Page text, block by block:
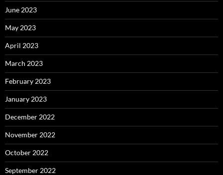
June 2023
May 2023
April 2023
March 2023
February 2023
January 2023
December 2022
November 2022
October 2022
September 2022